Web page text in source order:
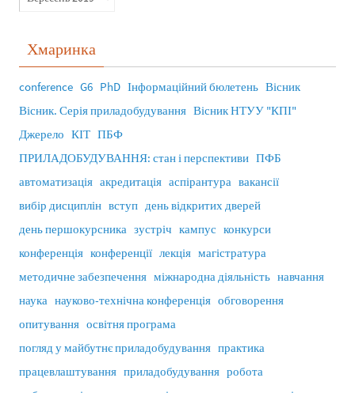
Хмаринка
conference G6 PhD Інформаційний бюлетень Вісник
Вісник. Серія приладобудування Вісник НТУУ "КПІ"
Джерело КІТ ПБФ
ПРИЛАДОБУДУВАННЯ: стан і перспективи ПФБ
автоматизація акредитація аспірантура вакансії
вибір дисциплін вступ день відкритих дверей
день першокурсника зустріч кампус конкурси
конференція конференції лекція магістратура
методичне забезпечення міжнародна діяльність навчання
наука науково-технічна конференція обговорення
опитування освітня програма
погляд у майбутнє приладобудування практика
працевлаштування приладобудування робота